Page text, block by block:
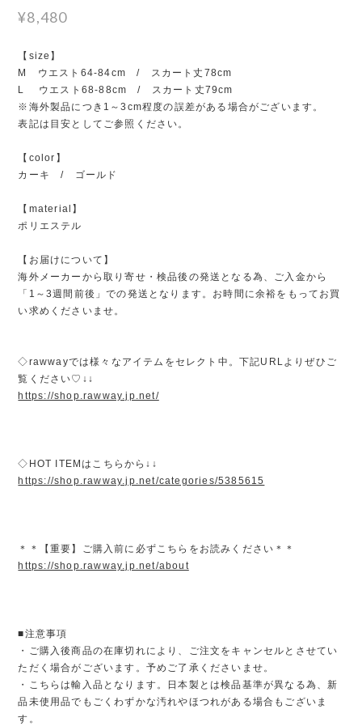
¥8,480
【size】
M ウエスト64-84cm / スカート丈78cm
L ウエスト68-88cm / スカート丈79cm
※海外製品につき1～3cm程度の誤差がある場合がございます。
表記は目安としてご参照ください。
【color】
カーキ / ゴールド
【material】
ポリエステル
【お届けについて】
海外メーカーから取り寄せ・検品後の発送となる為、ご入金から
「1～3週間前後」での発送となります。お時間に余裕をもってお買
い求めくださいませ。
◇rawwayでは様々なアイテムをセレクト中。下記URLよりぜひご
覧ください♡↓↓
https://shop.rawway.jp.net/
◇HOT ITEMはこちらから↓↓
https://shop.rawway.jp.net/categories/5385615
＊＊【重要】ご購入前に必ずこちらをお読みください＊＊
https://shop.rawway.jp.net/about
■注意事項
・ご購入後商品の在庫切れにより、ご注文をキャンセルとさせてい
ただく場合がございます。予めご了承くださいませ。
・こちらは輸入品となります。日本製とは検品基準が異なる為、新
品未使用品でもごくわずかな汚れやほつれがある場合もございま
す。